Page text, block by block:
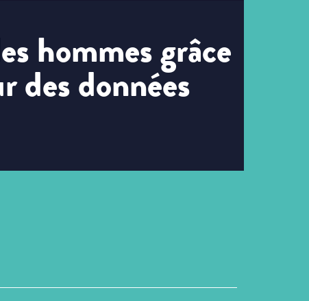
hommes grâce
des données